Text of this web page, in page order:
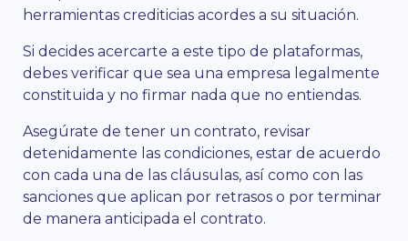
herramientas crediticias acordes a su situación.
Si decides acercarte a este tipo de plataformas,
debes verificar que sea una empresa legalmente
constituida y no firmar nada que no entiendas.
Asegúrate de tener un contrato, revisar
detenidamente las condiciones, estar de acuerdo
con cada una de las cláusulas, así como con las
sanciones que aplican por retrasos o por terminar
de manera anticipada el contrato.